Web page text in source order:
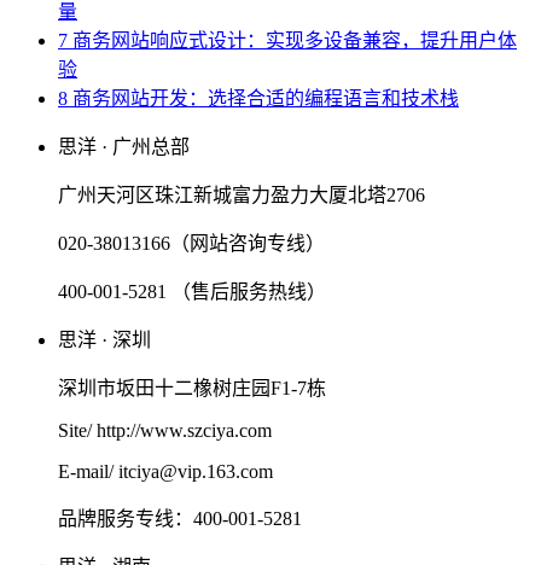
量
7 商务网站响应式设计：实现多设备兼容，提升用户体
验
8 商务网站开发：选择合适的编程语言和技术栈
思洋 · 广州总部
广州天河区珠江新城富力盈力大厦北塔2706
020-38013166（网站咨询专线）
400-001-5281 （售后服务热线）
思洋 · 深圳
深圳市坂田十二橡树庄园F1-7栋
Site/ http://www.szciya.com
E-mail/ itciya@vip.163.com
品牌服务专线：400-001-5281